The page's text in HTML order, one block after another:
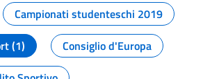
Campionati studenteschi 2019
(1)
Consiglio d'Europa